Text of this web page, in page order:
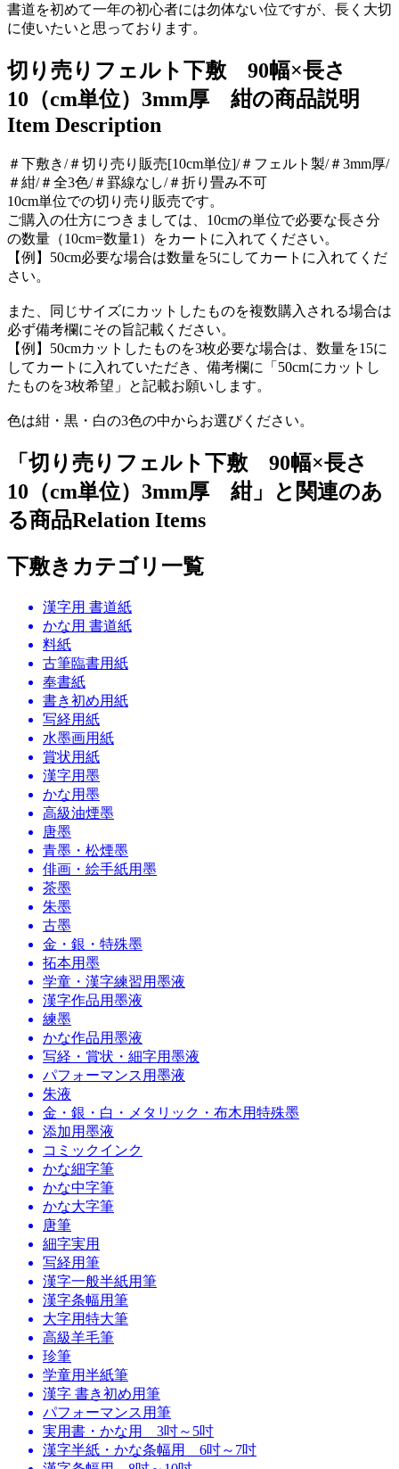
書道を初めて一年の初心者には勿体ない位ですが、長く大切
に使いたいと思っております。
切り売りフェルト下敷 90幅×長さ
10（cm単位）3mm厚 紺の商品説明
Item Description
＃下敷き/＃切り売り販売[10cm単位]/＃フェルト製/＃3mm厚/
＃紺/＃全3色/＃罫線なし/＃折り畳み不可
10cm単位での切り売り販売です。
ご購入の仕方につきましては、10cmの単位で必要な長さ分
の数量（10cm=数量1）をカートに入れてください。
【例】50cm必要な場合は数量を5にしてカートに入れてくだ
さい。
また、同じサイズにカットしたものを複数購入される場合は
必ず備考欄にその旨記載ください。
【例】50cmカットしたものを3枚必要な場合は、数量を15に
してカートに入れていただき、備考欄に「50cmにカットし
たものを3枚希望」と記載お願いします。
色は紺・黒・白の3色の中からお選びください。
「切り売りフェルト下敷 90幅×長さ
10（cm単位）3mm厚 紺」と関連のあ
る商品Relation Items
下敷きカテゴリ一覧
漢字用 書道紙
かな用 書道紙
料紙
古筆臨書用紙
奉書紙
書き初め用紙
写経用紙
水墨画用紙
賞状用紙
漢字用墨
かな用墨
高級油煙墨
唐墨
青墨・松煙墨
俳画・絵手紙用墨
茶墨
朱墨
古墨
金・銀・特殊墨
拓本用墨
学童・漢字練習用墨液
漢字作品用墨液
練墨
かな作品用墨液
写経・賞状・細字用墨液
パフォーマンス用墨液
朱液
金・銀・白・メタリック・布木用特殊墨
添加用墨液
コミックインク
かな細字筆
かな中字筆
かな大字筆
唐筆
細字実用
写経用筆
漢字一般半紙用筆
漢字条幅用筆
大字用特大筆
高級羊毛筆
珍筆
学童用半紙筆
漢字 書き初め用筆
パフォーマンス用筆
実用書・かな用 3吋～5吋
漢字半紙・かな条幅用 6吋～7吋